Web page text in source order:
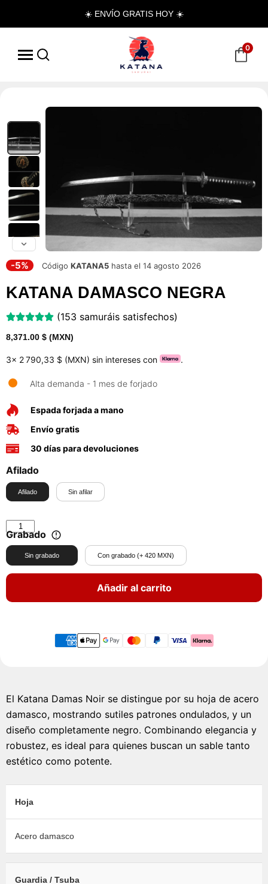
☀️ ENVÍO GRATIS HOY ☀️
0
-5% Código KATANA5 hasta el 14 agosto 2026
KATANA DAMASCO NEGRA
(153 samuráis satisfechos)
8,371.00 $ (MXN)
3x 2 790,33 $ (MXN) sin intereses con .
Alta demanda - 1 mes de forjado
Espada forjada a mano
Envío gratis
30 días para devoluciones
Afilado
Afilado Sin afilar
Grabado
Sin grabado Con grabado (+ 420 MXN)
Añadir al carrito
El Katana Damas Noir se distingue por su hoja de acero
damasco, mostrando sutiles patrones ondulados, y un
diseño completamente negro. Combinando elegancia y
robustez, es ideal para quienes buscan un sable tanto
estético como potente.
Hoja
Acero damasco
Guardia / Tsuba